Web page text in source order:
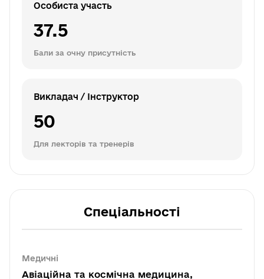
Особиста участь
37.5
Бали за очну присутність
Викладач / Інструктор
50
Для лекторів та тренерів
Спеціальності
Медичні
Авіаційна та космічна медицина,